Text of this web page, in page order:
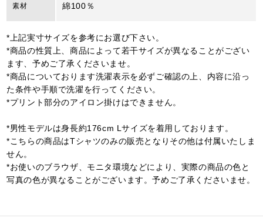
素材 綿100％
*上記実寸サイズを参考にお選び下さい。
*商品の性質上、商品によって若干サイズが異なることがござい
ます、予めご了承くださいませ。
*商品についております洗濯表示を必ずご確認の上、内容に沿っ
た条件や手順で洗濯を行ってください。
*プリント部分のアイロン掛けはできません。
*男性モデルは身長約176cm Lサイズを着用しております。
*こちらの商品はTシャツのみの販売となりその他は付属いたしま
せん。
*お使いのブラウザ、モニタ環境などにより、実際の商品の色と
写真の色が異なることがございます。予めご了承くださいませ。